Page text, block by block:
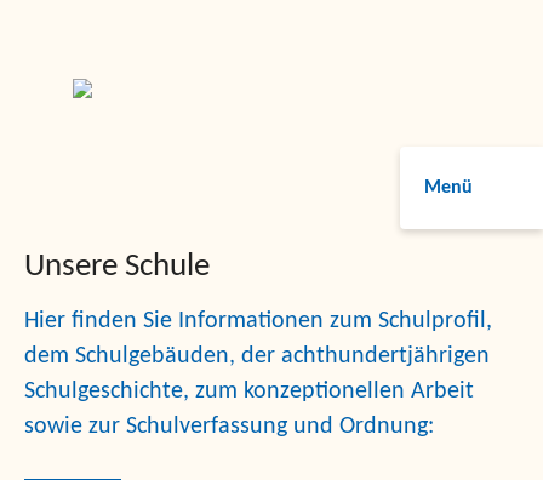
Menü
Unsere Schule
Hier finden Sie Informationen zum Schulprofil,
dem Schulgebäuden, der achthundertjährigen
Schulgeschichte, zum konzeptionellen Arbeit
sowie zur Schulverfassung und Ordnung: